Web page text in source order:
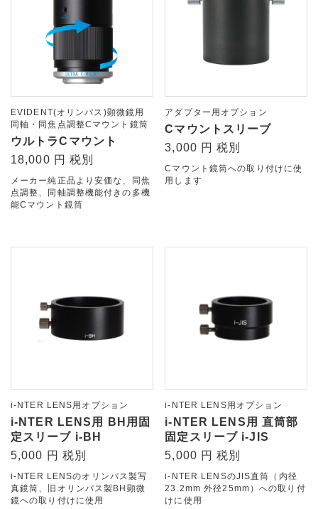
EVIDENT(オリンパス)顕微鏡用
同軸・同焦点調整Cマウント鏡筒
ウルトラCマウント
18,000 円 税別
メーカー純正品より安価な、同焦
点調整、同軸調整機能付きの多機
能Cマウント鏡筒
アダプター用オプション
Cマウントスリーブ
3,000 円 税別
Cマウント鏡筒への取り付けに使
用します
i-NTER LENS用オプション
i-NTER LENS用 BH用固
定スリーブ i-BH
5,000 円 税別
i-NTER LENSのオリンパス製写
真鏡筒、旧オリンパス製BH顕微
鏡への取り付けに使用
i-NTER LENS用オプション
i-NTER LENS用 直筒部
固定スリーブ i-JIS
5,000 円 税別
i-NTER LENSのJIS直筒（内径
23.2mm 外径25mm）への取り付
けに使用